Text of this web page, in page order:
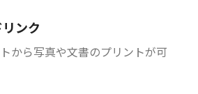
ンク
から写真や文書のプリントが可